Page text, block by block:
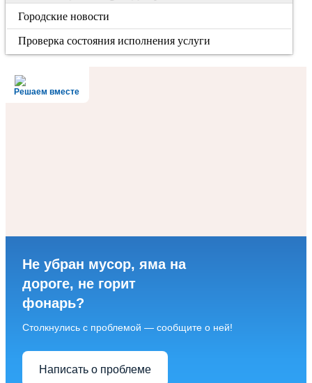
Городские новости
Проверка состояния исполнения услуги
Решаем вместе
Не убран мусор, яма на
дороге, не горит
фонарь?
Столкнулись с проблемой — сообщите о ней!
Написать о проблеме